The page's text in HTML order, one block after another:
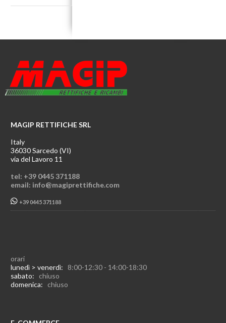
MAGIP RETTIFICHE SRL
Italy
36030 Sarcedo (VI)
via del Lavoro 11
tel: +39 0445 371188
email: info@magiprettifiche.com
+39 0445 371188
orari
lunedì > venerdì: 8:00-12:30 - 14:00-18:30
sabato: chiuso
domenica: chiuso